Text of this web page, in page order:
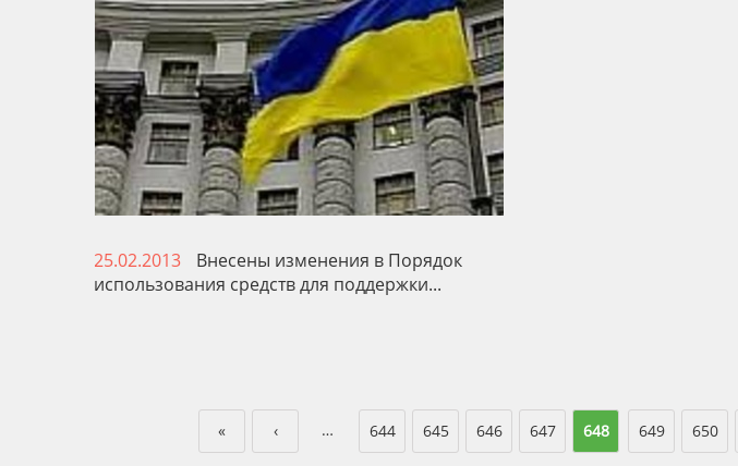
25.02.2013
Внесены изменения в Порядок
использования средств для поддержки...
« ‹ … 644 645 646 647 648 649 650